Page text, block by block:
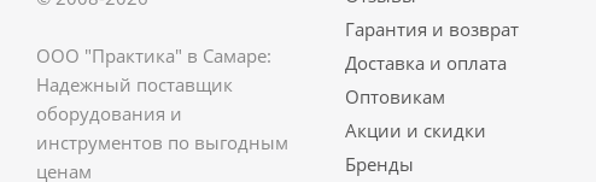
ООО "Практика" в Самаре:
Надежный поставщик
оборудования и
инструментов по выгодным
ценам
Гарантия и возврат
Доставка и оплата
Оптовикам
Акции и скидки
Бренды